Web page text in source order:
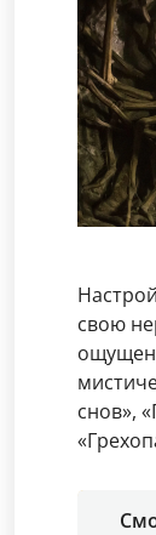
свою
снов»,